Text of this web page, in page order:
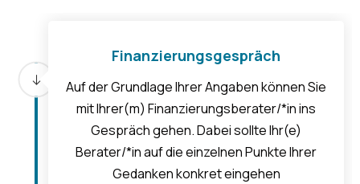
Finanzierungsgespräch
Auf der Grundlage Ihrer Angaben können Sie
mit Ihrer(m) Finanzierungsberater/*in ins
Gespräch gehen. Dabei sollte Ihr(e)
Berater/*in auf die einzelnen Punkte Ihrer
Gedanken konkret eingehen